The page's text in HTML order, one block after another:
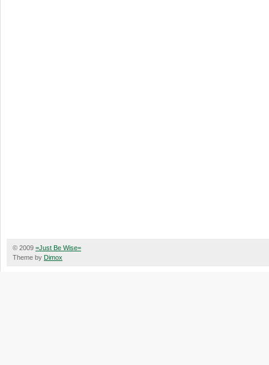
© 2009 =Just Be Wise=
Theme by Dimox